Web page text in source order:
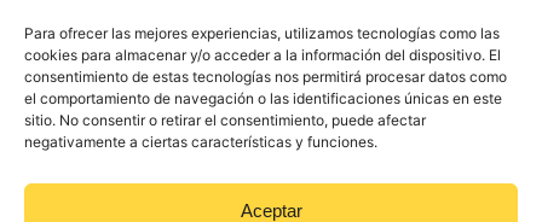
Para ofrecer las mejores experiencias, utilizamos tecnologías como las
cookies para almacenar y/o acceder a la información del dispositivo. El
consentimiento de estas tecnologías nos permitirá procesar datos como
el comportamiento de navegación o las identificaciones únicas en este
sitio. No consentir o retirar el consentimiento, puede afectar
negativamente a ciertas características y funciones.
Aceptar
Política de Privacidad
Términos y Condiciones
Acuerdo de nivel de servicio
Cumplimiento ISO 27001